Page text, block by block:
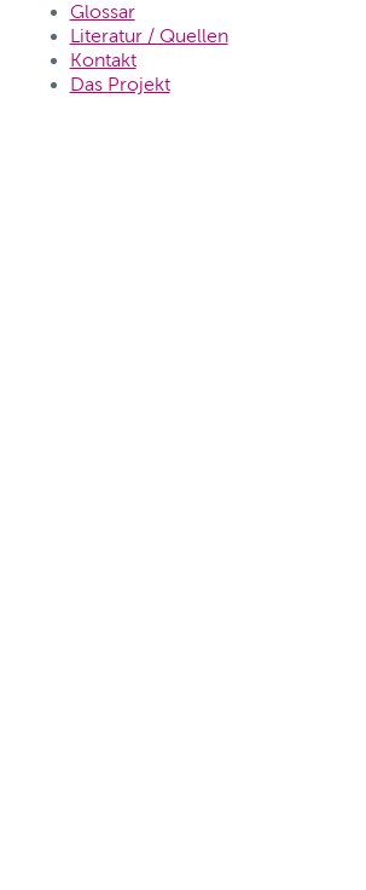
Glossar
Literatur / Quellen
Kontakt
Das Projekt